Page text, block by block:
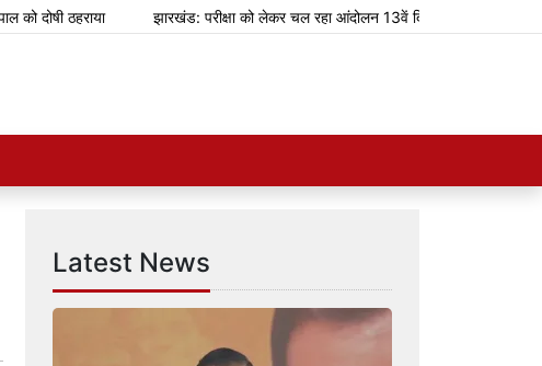
ठहराया झारखंड: परीक्षा को लेकर चल रहा आंदोलन 13वें दिन में पहुंचा
Latest News